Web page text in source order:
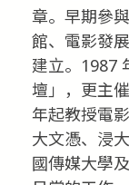
章。早期參
館、電影發
建立。1987
壇」，更主
年起教授電
大文憑、浸
國傳媒大學